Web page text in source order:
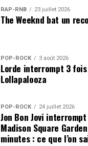
RAP-RNB 23 juillet 2026
The Weeknd bat un
POP-ROCK 3 août 2026
Lorde interrompt 3
Lollapalooza
POP-ROCK 24 juillet 2026
Jon Bon Jovi
Madison Square
minutes : ce que l’on